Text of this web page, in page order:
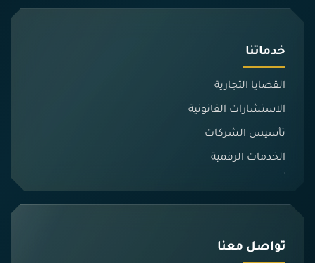
خدماتنا
القضايا التجارية
الاستشارات القانونية
تأسيس الشركات
الخدمات الرقمية
تواصل معنا